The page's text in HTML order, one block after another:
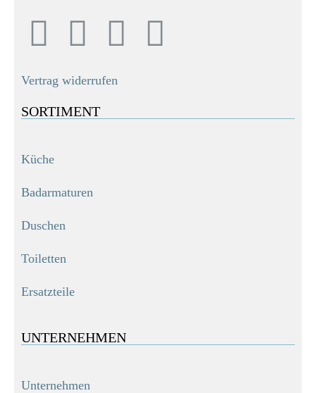
Vertrag widerrufen
SORTIMENT
Küche
Badarmaturen
Duschen
Toiletten
Ersatzteile
UNTERNEHMEN
Unternehmen